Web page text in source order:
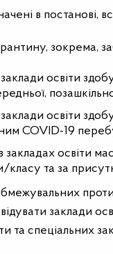
в постанові,
зокрема,
заклади освіти
заклади освіти
COVID-19
освіти
класу та за
заклади
та спеціальних